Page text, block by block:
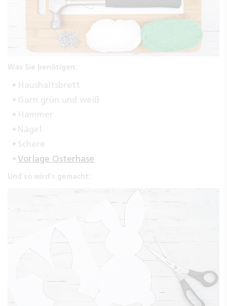
Was Sie benötigen:
Haushaltsbrett
Garn grün und weiß
Hammer
Nägel
Schere
Vorlage Osterhase
Und so wird's gemacht: